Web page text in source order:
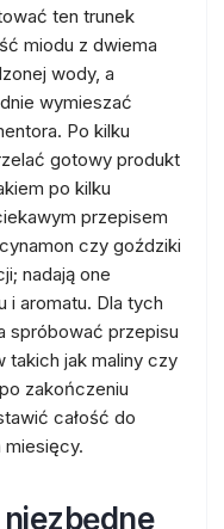
ten trunek
miodu z dwiema
wody, a
wymieszać
Po kilku
gotowy produkt
po kilku
przepisem
czy goździki
nadają one
i aromatu. Dla tych
spróbować przepisu
takich jak maliny czy
zakończeniu
całość do
miesięcy.